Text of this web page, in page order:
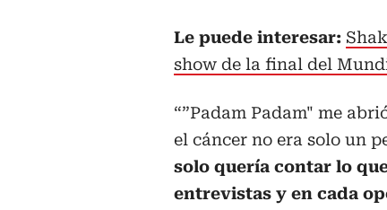
Le puede interesar:
show de la final del
“”Padam Padam" me
el cáncer no era solo un
solo quería contar lo
entrevistas y en cada